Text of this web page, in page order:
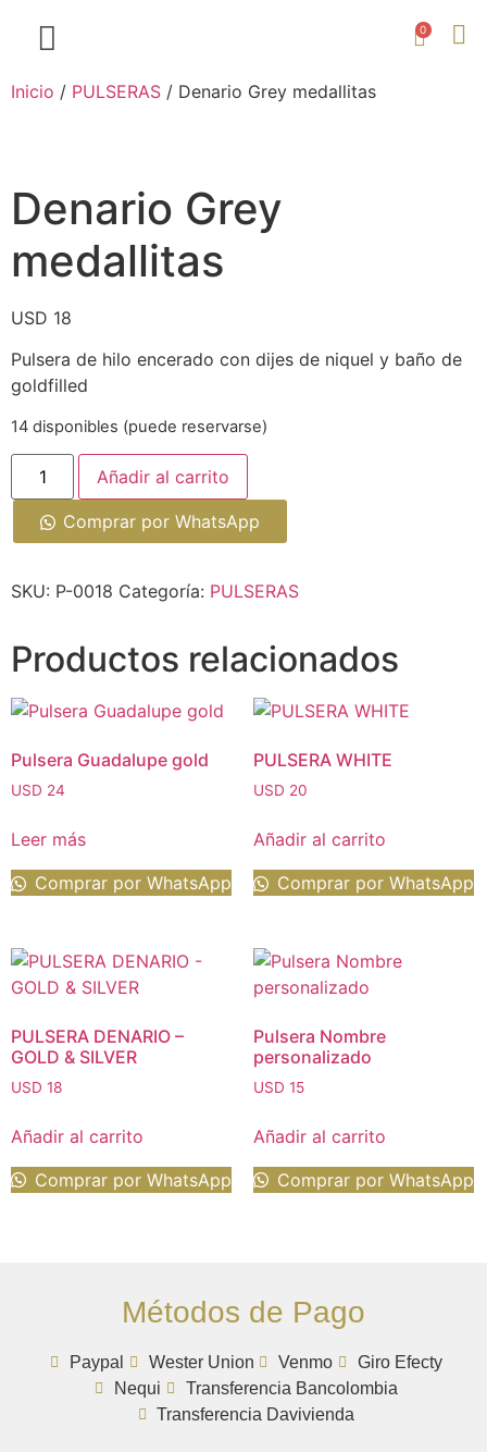
0
Inicio / PULSERAS / Denario Grey medallitas
Denario Grey
medallitas
USD 18
Pulsera de hilo encerado con dijes de niquel y baño de
goldfilled
14 disponibles (puede reservarse)
Añadir al carrito
Comprar por WhatsApp
SKU: P-0018 Categoría: PULSERAS
Productos relacionados
Pulsera Guadalupe gold
USD 24
Leer más
Comprar por WhatsApp
PULSERA WHITE
USD 20
Añadir al carrito
Comprar por WhatsApp
PULSERA DENARIO –
GOLD & SILVER
USD 18
Añadir al carrito
Comprar por WhatsApp
Pulsera Nombre
personalizado
USD 15
Añadir al carrito
Comprar por WhatsApp
Métodos de Pago
Paypal Wester Union Venmo
Giro Efecty
Nequi
Transferencia Bancolombia
Transferencia Davivienda